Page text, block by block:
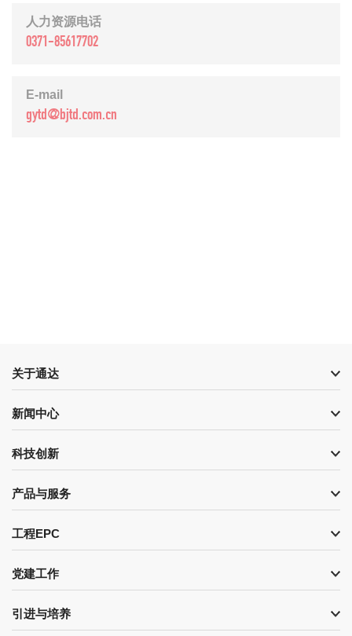
人力资源电话
0371-85617702
E-mail
gytd@bjtd.com.cn
关于通达
新闻中心
科技创新
产品与服务
工程EPC
党建工作
引进与培养